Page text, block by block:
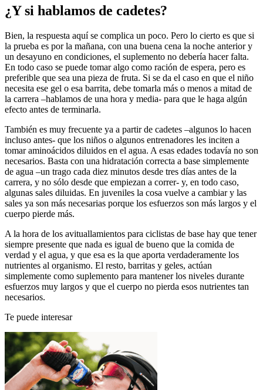
¿Y si hablamos de cadetes?
Bien, la respuesta aquí se complica un poco. Pero lo cierto es que si
la prueba es por la mañana, con una buena cena la noche anterior y
un desayuno en condiciones, el suplemento no debería hacer falta.
En todo caso se puede tomar algo como ración de espera, pero es
preferible que sea una pieza de fruta. Si se da el caso en que el niño
necesita ese gel o esa barrita, debe tomarla más o menos a mitad de
la carrera –hablamos de una hora y media- para que le haga algún
efecto antes de terminarla.
También es muy frecuente ya a partir de cadetes –algunos lo hacen
incluso antes- que los niños o algunos entrenadores les inciten a
tomar aminoácidos diluidos en el agua. A esas edades todavía no son
necesarios. Basta con una hidratación correcta a base simplemente
de agua –un trago cada diez minutos desde tres días antes de la
carrera, y no sólo desde que empiezan a correr- y, en todo caso,
algunas sales diluidas. En juveniles la cosa vuelve a cambiar y las
sales ya son más necesarias porque los esfuerzos son más largos y el
cuerpo pierde más.
A la hora de los avituallamientos para ciclistas de base hay que tener
siempre presente que nada es igual de bueno que la comida de
verdad y el agua, y que esa es la que aporta verdaderamente los
nutrientes al organismo. El resto, barritas y geles, actúan
simplemente como suplemento para mantener los niveles durante
esfuerzos muy largos y que el cuerpo no pierda esos nutrientes tan
necesarios.
Te puede interesar